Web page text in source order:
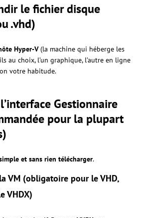
le fichier disque
.vhd)
Hyper-V(la machine qui héberge les
au choix, l’un graphique, l’autre en ligne
votre habitude.
Gestionnaire
pour la plupart
et sans rien télécharger.
VM (obligatoire pour le VHD,
VHDX)